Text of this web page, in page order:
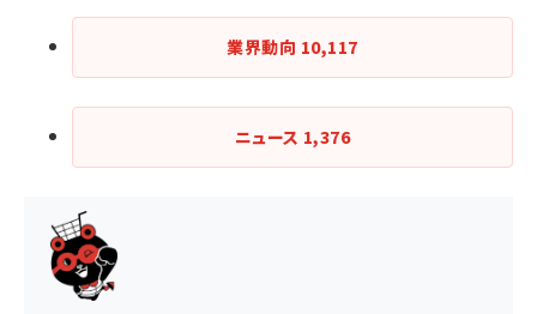
業界動向 10,117
ニュース 1,376